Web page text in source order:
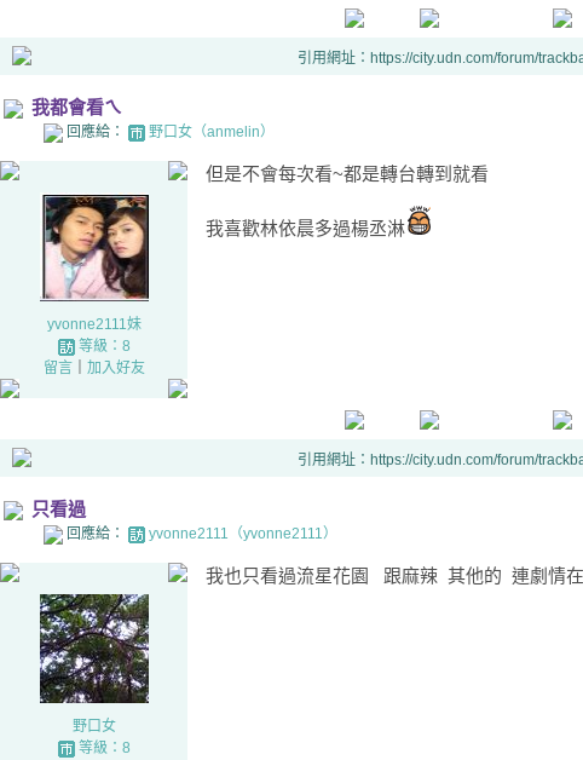
引用網址：https://city.udn.com/forum/
我都會看ㄟ
回應給： 野口女（anmelin）
yvonne2111妹
等級：8
留言｜ 加入好友
但是不會每次看~都是轉台轉到就看
我喜歡林依晨多過楊丞淋
引用網址：https://city.udn.com/forum/
只看過
回應給： yvonne2111（yvonne2111）
野口女
等級：8
我也只看過流星花園 跟麻辣 其他的 連劇情